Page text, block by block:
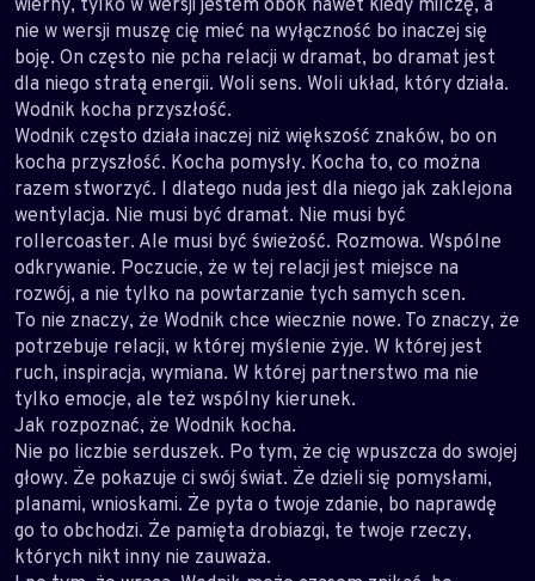
nie w wersji muszę cię mieć na wyłączność bo inaczej się
boję. On często nie pcha relacji w dramat, bo dramat jest
dla niego stratą energii. Woli sens. Woli układ, który działa.
Wodnik kocha przyszłość.
Wodnik często działa inaczej niż większość znaków, bo on
kocha przyszłość. Kocha pomysły. Kocha to, co można
razem stworzyć. I dlatego nuda jest dla niego jak zaklejona
wentylacja. Nie musi być dramat. Nie musi być
rollercoaster. Ale musi być świeżość. Rozmowa. Wspólne
odkrywanie. Poczucie, że w tej relacji jest miejsce na
rozwój, a nie tylko na powtarzanie tych samych scen.
To nie znaczy, że Wodnik chce wiecznie nowe. To znaczy, że
potrzebuje relacji, w której myślenie żyje. W której jest
ruch, inspiracja, wymiana. W której partnerstwo ma nie
tylko emocje, ale też wspólny kierunek.
Jak rozpoznać, że Wodnik kocha.
Nie po liczbie serduszek. Po tym, że cię wpuszcza do swojej
głowy. Że pokazuje ci swój świat. Że dzieli się pomysłami,
planami, wnioskami. Że pyta o twoje zdanie, bo naprawdę
go to obchodzi. Że pamięta drobiazgi, te twoje rzeczy,
których nikt inny nie zauważa.